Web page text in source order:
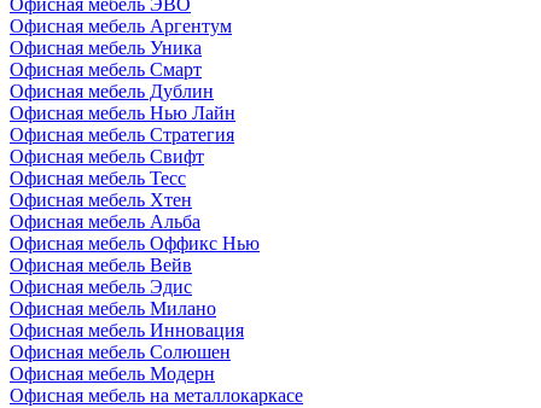
Офисная мебель ЭВО
Офисная мебель Аргентум
Офисная мебель Уника
Офисная мебель Смарт
Офисная мебель Дублин
Офисная мебель Нью Лайн
Офисная мебель Стратегия
Офисная мебель Свифт
Офисная мебель Тесс
Офисная мебель Хтен
Офисная мебель Альба
Офисная мебель Оффикс Нью
Офисная мебель Вейв
Офисная мебель Эдис
Офисная мебель Милано
Офисная мебель Инновация
Офисная мебель Солюшен
Офисная мебель Модерн
Офисная мебель на металлокаркасе